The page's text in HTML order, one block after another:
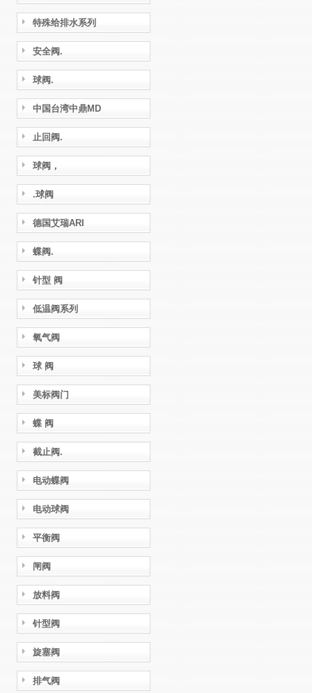
特殊给排水系列
安全阀.
球阀.
中国台湾中鼎MD
止回阀.
球阀，
.球阀
德国艾瑞ARI
蝶阀.
针型 阀
低温阀系列
氧气阀
球 阀
美标阀门
蝶 阀
截止阀.
电动蝶阀
电动球阀
平衡阀
闸阀
放料阀
针型阀
旋塞阀
排气阀